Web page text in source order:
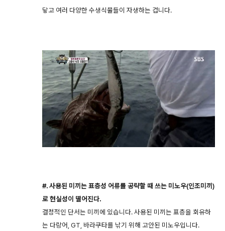
닿고 여러 다양한 수생식물들이 자생하는 겁니다.
#. 사용된 미끼는 표층성 어류를 공략할 때 쓰는 미노우(인조미끼)
로 현실성이 떨어진다.
결정적인 단서는 미끼에 있습니다. 사용된 미끼는 표층을 회유하
는 다랑어, GT, 바라쿠타를 낚기 위해 고안된 미노우입니다.